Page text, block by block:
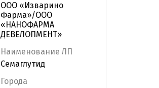
ООО «Изварино
Фарма»/ООО
«НАНОФАРМА
ДЕВЕЛОПМЕНТ»
Наименование ЛП
Семаглутид
Города